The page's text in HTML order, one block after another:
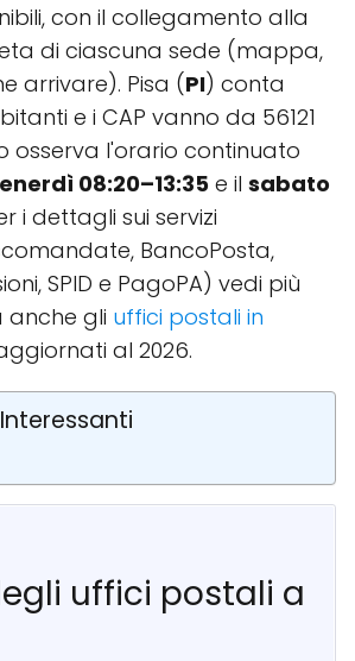
con il collegamento alla
di ciascuna sede (mappa,
arrivare). Pisa (PI) conta
e i CAP vanno da 56121
osserva l'orario continuato
08:20–13:35 e il sabato
i dettagli sui servizi
BancoPosta,
SPID e PagoPA) vedi più
anche gli uffici postali in
al 2026.
uffici postali a